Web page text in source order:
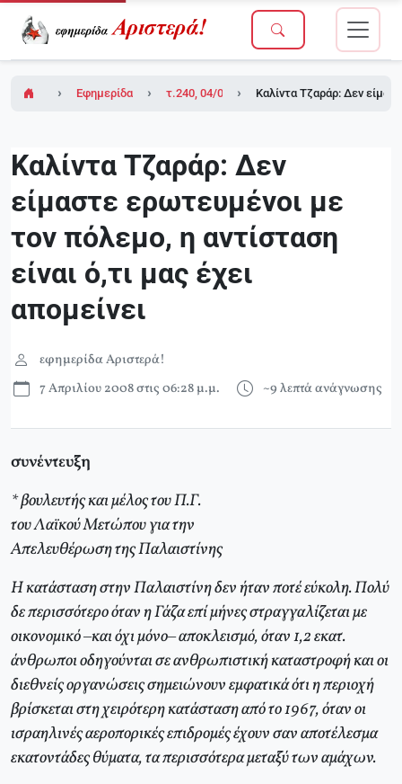
Εφημερίδα Αριστερά!τ.240, 04/04/2008Καλίντα Τζαράρ: Δεν
Καλίντα Τζαράρ: Δεν
είμαστε ερωτευμένοι με
τον πόλεμο, η αντίσταση
είναι ό,τι μας έχει
απομείνει
εφημερίδα Αριστερά!
7 Απριλίου 2008 στις 06:28 μ.μ.
~9 λεπτά ανάγνωσης
συνέντευξη
* βουλευτής και μέλος του Π.Γ.
του Λαϊκού Μετώπου για την
Απελευθέρωση της Παλαιστίνης
Η κατάσταση στην Παλαιστίνη δεν ήταν ποτέ εύκολη. Πολύ
δε περισσότερο όταν η Γάζα επί μήνες στραγγαλίζεται με
οικονομικό –και όχι μόνο– αποκλεισμό, όταν 1,2 εκατ.
άνθρωποι οδηγούνται σε ανθρωπιστική καταστροφή και οι
διεθνείς οργανώσεις σημειώνουν εμφατικά ότι η περιοχή
βρίσκεται στη χειρότερη κατάσταση από το 1967, όταν οι
ισραηλινές αεροπορικές επιδρομές έχουν σαν αποτέλεσμα
εκατοντάδες θύματα, τα περισσότερα μεταξύ των αμάχων.